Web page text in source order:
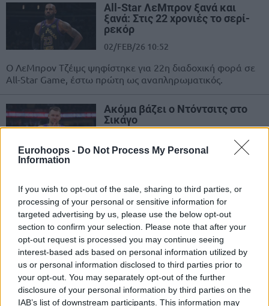
Eurohoops - Do Not Process My Personal
Information
If you wish to opt-out of the sale, sharing to third parties, or
processing of your personal or sensitive information for
targeted advertising by us, please use the below opt-out
section to confirm your selection. Please note that after your
opt-out request is processed you may continue seeing
interest-based ads based on personal information utilized by
us or personal information disclosed to third parties prior to
your opt-out. You may separately opt-out of the further
disclosure of your personal information by third parties on the
IAB’s list of downstream participants. This information may
All-Star ΛεΜπρον ξανά και
ξανά: Στις 22 χρονιές το σερί-
ρεκόρ
02/FEB/26 10:52
Ο ΛεΜπρον Τζέιμς ψηφίστηκε για 22η διαδοχική φορά σε
All-Star Game, έστω πρώτη ως αναπληρωματικός.
Ακόμα βάζει ο Ντόντσιτς στο
Σικάγο
Ο Λούκα Ντόντσιτς "σταμάτησε"
των Μπουλς (118-129).
Ντόντσιτς vs. Μάβερικς: 4-0
στη νέα επιστροφή στο Ντάλας
25/JAN/26 11:32
Ο Λούκα Ντόντσιτς επέστρεψε για
δεύτερη φορά στο Ντάλας ως
αντίπαλος και νίκησε ξανά τους